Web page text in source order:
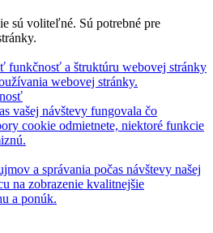
sú voliteľné. Sú potrebné pre
funkčnosť a štruktúru webovej stránky
webovej stránky.
vašej návštevy fungovala čo
cookie odmietnete, niektoré funkcie
a správania počas návštevy našej
na zobrazenie kvalitnejšie
a ponúk.